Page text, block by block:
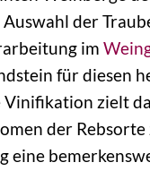
der
im
für diesen
zielt
der Rebsorte
eine